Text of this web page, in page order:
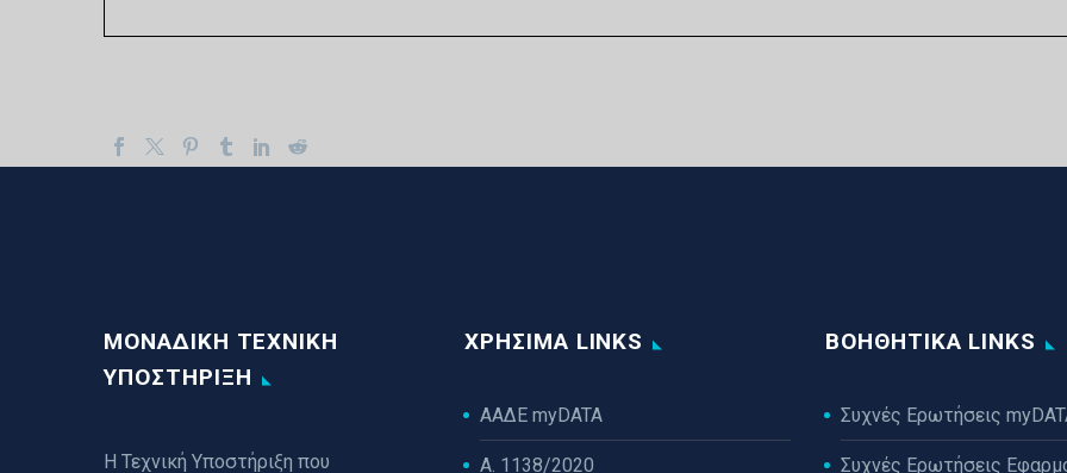
ΜΟΝΑΔΙΚΗ ΤΕΧΝΙΚΗ
ΥΠΟΣΤΗΡΙΞΗ
Η Τεχνική Υποστήριξη που
ΧΡΉΣΙΜΑ LINKS
ΑΑΔΕ myDATA
Α. 1138/2020
ΒΟΗΘΗΤΙΚΆ LINKS
Συχνές Ερωτήσεις
Συχνές Ερωτήσεις